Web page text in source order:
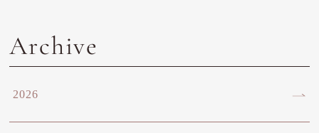
Archive
2026